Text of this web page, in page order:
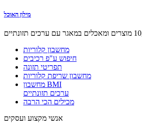
מילון האוכל
מחשבון קלוריות
חיפוש ע"פ רכיבים
תפריטי תזונה
מחשבון שריפת קלוריות
מחשבון BMI
ערכים תזונתיים
מכילים הכי הרבה
אנשי מקצוע ועסקים